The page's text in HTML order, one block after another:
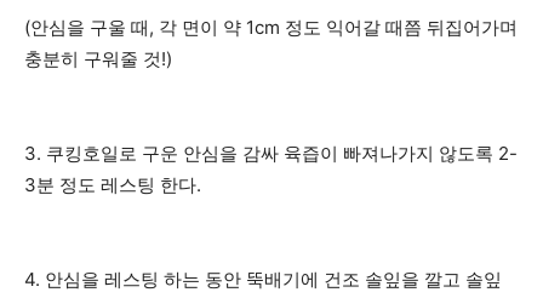
(안심을 구울 때, 각 면이 약 1cm 정도 익어갈 때쯤 뒤집어가며
충분히 구워줄 것!)
3. 쿠킹호일로 구운 안심을 감싸 육즙이 빠져나가지 않도록 2-
3분 정도 레스팅 한다.
4. 안심을 레스팅 하는 동안 뚝배기에 건조 솔잎을 깔고 솔잎